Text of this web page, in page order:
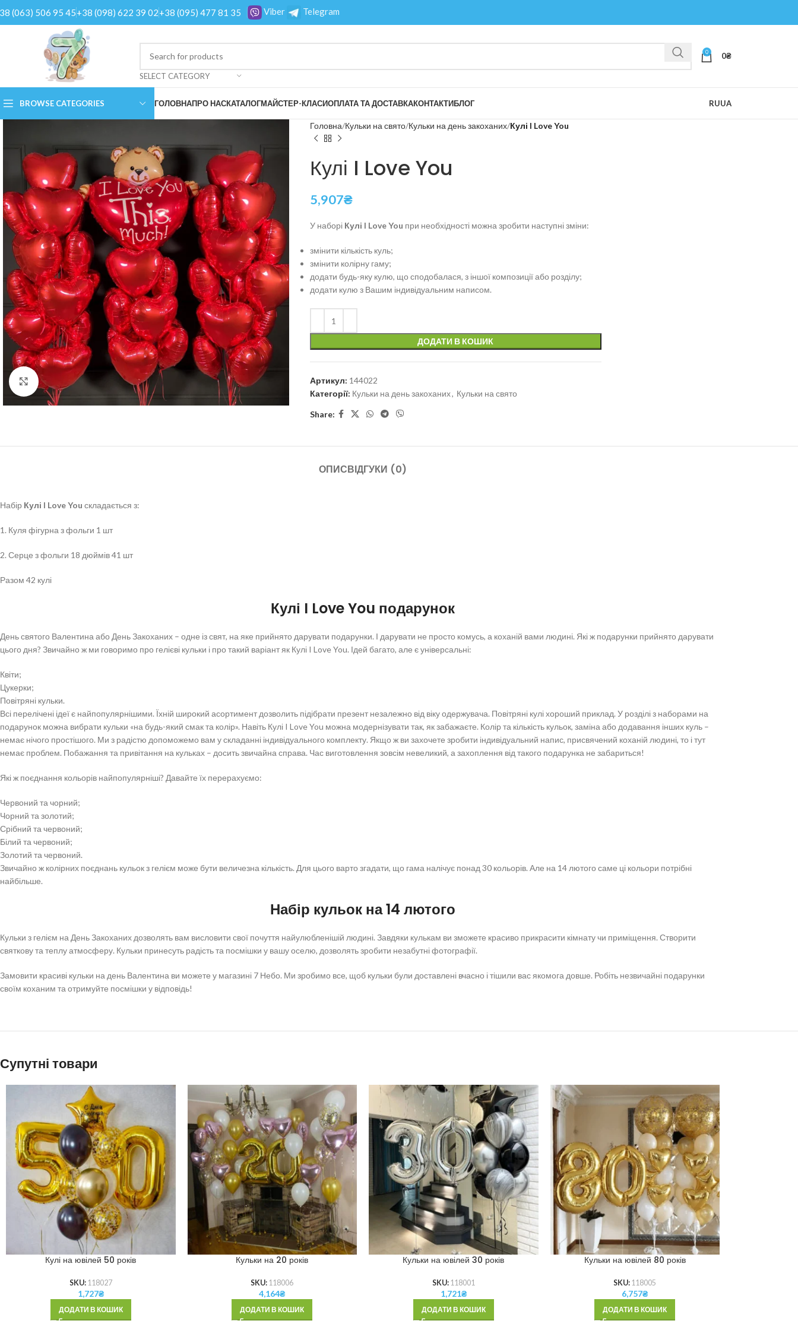
(063) 506 95 45+38 (098) 622 39 02+38 (095) 477 81 35 Viber Telegram
SELECT CATEGORY
0 0₴
BROWSE CATEGORIES ГОЛОВНАПРО НАСКАТАЛОГМАЙСТЕР-КЛАСИОПЛАТА ТА ДОСТАВКАКОНТАКТИБЛОГ RUUA
Click to enlarge
Головна Кульки на свято Кульки на день закоханих Кулі I Love You
Кулі I Love You
5,907₴
У наборі Кулі I Love You при необхідності можна зробити наступні зміни:
змінити кількість куль;
змінити колірну гаму;
додати будь-яку кулю, що сподобалася, з іншої композиції або розділу;
додати кулю з Вашим індивідуальним написом.
ДОДАТИ В КОШИК
Артикул: 144022
Категорії: Кульки на день закоханих, Кульки на свято
Share:
ОПИСВІДГУКИ (0)
Набір Кулі I Love You складається з:
1. Куля фігурна з фольги 1 шт
2. Серце з фольги 18 дюймів 41 шт
Разом 42 кулі
Кулі I Love You подарунок
День святого Валентина або День Закоханих – одне із свят, на яке прийнято дарувати подарунки. І дарувати не просто комусь, а коханій вами людині. Які ж подарунки прийнято дарувати
цього дня? Звичайно ж ми говоримо про гелієві кульки і про такий варіант як Кулі I Love You. Ідей багато, але є універсальні:
Квіти;
Цукерки;
Повітряні кульки.
Всі перелічені ідеї є найпопулярнішими. Їхній широкий асортимент дозволить підібрати презент незалежно від віку одержувача. Повітряні кулі хороший приклад. У розділі з наборами на
подарунок можна вибрати кульки «на будь-який смак та колір». Навіть Кулі I Love You можна модернізувати так, як забажаєте. Колір та кількість кульок, заміна або додавання інших куль –
немає нічого простішого. Ми з радістю допоможемо вам у складанні індивідуального комплекту. Якщо ж ви захочете зробити індивідуальний напис, присвячений коханій людині, то і тут
немає проблем. Побажання та привітання на кульках – досить звичайна справа. Час виготовлення зовсім невеликий, а захоплення від такого подарунка не забариться!
Які ж поєднання кольорів найпопулярніші? Давайте їх перерахуємо:
Червоний та чорний;
Чорний та золотий;
Срібний та червоний;
Білий та червоний;
Золотий та червоний.
Звичайно ж колірних поєднань кульок з гелієм може бути величезна кількість. Для цього варто згадати, що гама налічує понад 30 кольорів. Але на 14 лютого саме ці кольори потрібні
найбільше.
Набір кульок на 14 лютого
Кульки з гелієм на День Закоханих дозволять вам висловити свої почуття найулюбленішій людині. Завдяки кулькам ви зможете красиво прикрасити кімнату чи приміщення. Створити
святкову та теплу атмосферу. Кульки принесуть радість та посмішки у вашу оселю, дозволять зробити незабутні фотографії.
Замовити красиві кульки на день Валентина ви можете у магазині 7 Небо. Ми зробимо все, щоб кульки були доставлені вчасно і тішили вас якомога довше. Робіть незвичайні подарунки
своїм коханим та отримуйте посмішки у відповідь!
Супутні товари
Кулі на ювілей 50 років
SKU: 118027
1,727₴
ДОДАТИ В КОШИК
Кульки на 20 років
SKU: 118006
4,164₴
ДОДАТИ В КОШИК
Кульки на ювілей 30 років
SKU: 118001
1,721₴
ДОДАТИ В КОШИК
Кульки на ювілей 80 років
SKU: 118005
6,757₴
ДОДАТИ В КОШИК